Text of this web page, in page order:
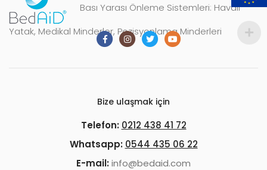
Bası Yarası Önleme Sistemleri: Havalı
Yatak, Medikal Minderler, Pozisyonlama Minderleri
Bize ulaşmak için
Telefon: 0212 438 41 72
Whatsapp: 0544 435 06 22
E-mail: info@bedaid.com